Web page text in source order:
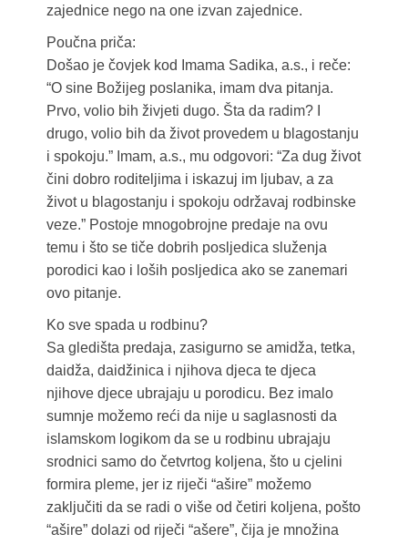
zajednice nego na one izvan zajednice.
Poučna priča:
Došao je čovjek kod Imama Sadika, a.s., i reče:
“O sine Božijeg poslanika, imam dva pitanja.
Prvo, volio bih živjeti dugo. Šta da radim? I
drugo, volio bih da život provedem u blagostanju
i spokoju.” Imam, a.s., mu odgovori: “Za dug život
čini dobro roditeljima i iskazuj im ljubav, a za
život u blagostanju i spokoju održavaj rodbinske
veze.” Postoje mnogobrojne predaje na ovu
temu i što se tiče dobrih posljedica služenja
porodici kao i loših posljedica ako se zanemari
ovo pitanje.
Ko sve spada u rodbinu?
Sa gledišta predaja, zasigurno se amidža, tetka,
daidža, daidžinica i njihova djeca te djeca
njihove djece ubrajaju u porodicu. Bez imalo
sumnje možemo reći da nije u saglasnosti da
islamskom logikom da se u rodbinu ubrajaju
srodnici samo do četvrtog koljena, što u cjelini
formira pleme, jer iz riječi “ašire” možemo
zaključiti da se radi o više od četiri koljena, pošto
“ašire” dolazi od riječi “ašere”, čija je množina